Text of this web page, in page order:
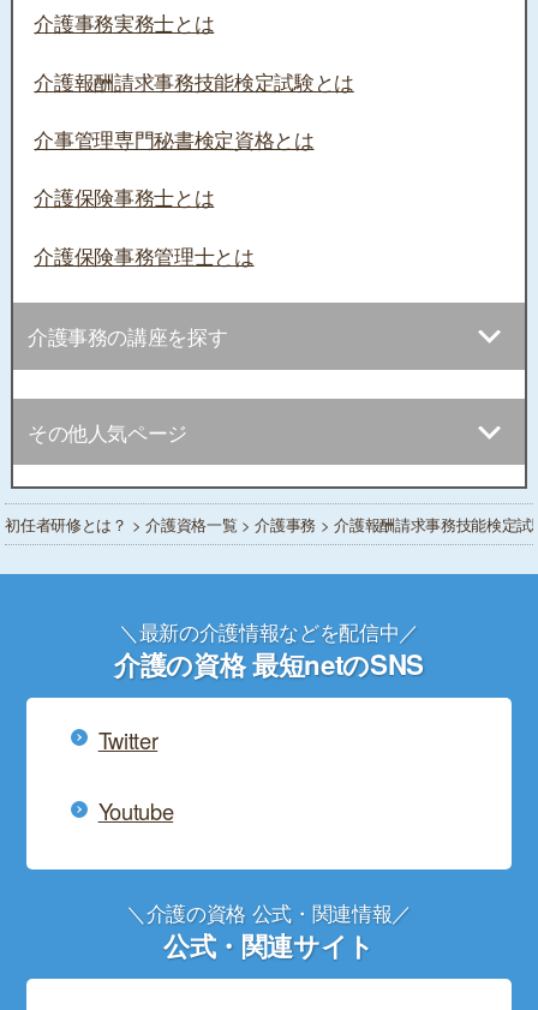
介護事務実務士とは
介護報酬請求事務技能検定試験とは
介事管理専門秘書検定資格とは
介護保険事務士とは
介護保険事務管理士とは
介護事務の講座を探す
その他人気ページ
初任者研修とは？ >介護資格一覧 >介護事務 > 介護報酬請求事務技能検定
＼最新の介護情報などを配信中／
介護の資格 最短netのSNS
Twitter
Youtube
＼介護の資格 公式・関連情報／
公式・関連サイト